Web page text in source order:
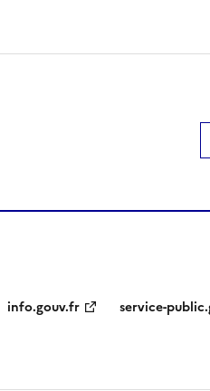
info.gouv.fr service-